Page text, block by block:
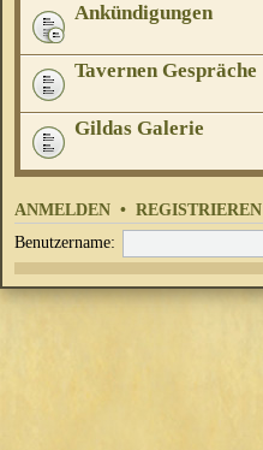
Ankündigungen
Tavernen Gespräche
Gildas Galerie
ANMELDEN • REGISTRIEREN
Benutzername: